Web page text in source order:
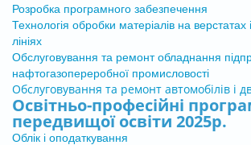
Розробка програмного забезпечення
Технологія обробки матеріалів на верстатах
лініях
Обслуговування та ремонт обладнання
нафтогазопереробної промисловості
Обслуговування та ремонт автомобілів і
Освітньо-професійні
передвищої освіти 2025р.
Облік і оподаткування